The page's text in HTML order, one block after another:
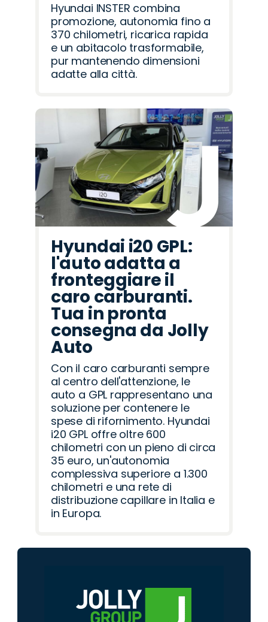
Hyundai INSTER combina
promozione, autonomia fino a
370 chilometri, ricarica rapida
e un abitacolo trasformabile,
pur mantenendo dimensioni
adatte alla città.
Hyundai i20 GPL:
l'auto adatta a
fronteggiare il
caro carburanti.
Tua in pronta
consegna da Jolly
Auto
Con il caro carburanti sempre
al centro dell'attenzione, le
auto a GPL rappresentano una
soluzione per contenere le
spese di rifornimento. Hyundai
i20 GPL offre oltre 600
chilometri con un pieno di circa
35 euro, un'autonomia
complessiva superiore a 1.300
chilometri e una rete di
distribuzione capillare in Italia e
in Europa.